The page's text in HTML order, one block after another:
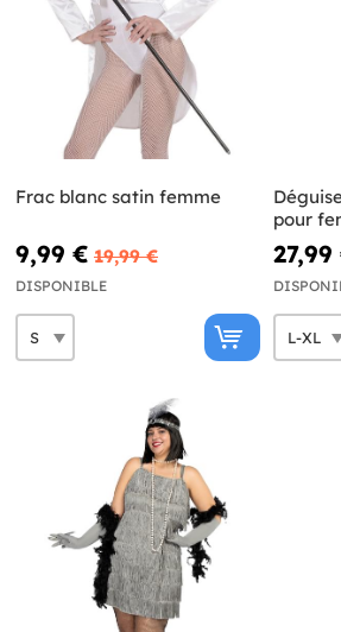
Frac blanc satin femme
9,99 € 19,99 €
DISPONIBLE
pour
Les
27,99